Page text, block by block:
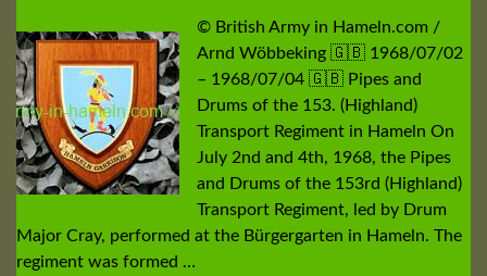
© British Army in Hameln.com /
Arnd Wöbbeking 🇬🇧 1968/07/02
– 1968/07/04 🇬🇧 Pipes and
Drums of the 153. (Highland)
Transport Regiment in Hameln On
July 2nd and 4th, 1968, the Pipes
and Drums of the 153rd (Highland)
Transport Regiment, led by Drum
Major Cray, performed at the Bürgergarten in Hameln. The
regiment was formed …